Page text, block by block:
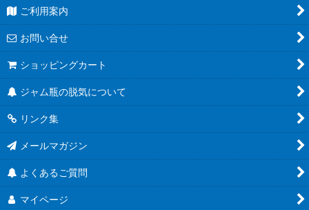
ご利用案内
お問い合せ
ショッピングカート
ジャム瓶の脱気について
リンク集
メールマガジン
よくあるご質問
マイページ